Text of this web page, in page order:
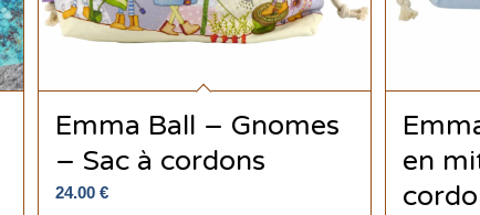
Emma Ball – Gnomes
– Sac à cordons
24.00€
en